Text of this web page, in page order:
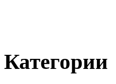
Категории